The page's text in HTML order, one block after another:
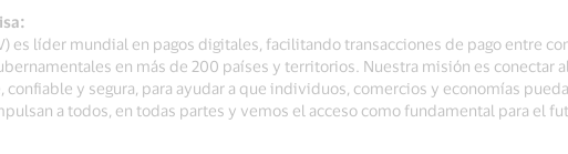
es líder mundial en pagos digitales, facilitando transacciones de pago entre
en más de 200 países y territorios. Nuestra misión es conectar
confiable y segura, para ayudar a que individuos, comercios y economías
a todos, en todas partes y vemos el acceso como fundamental para el